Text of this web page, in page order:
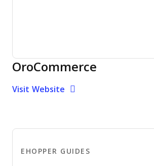
OroCommerce
Visit Website Opens New Window
EHOPPER GUIDES